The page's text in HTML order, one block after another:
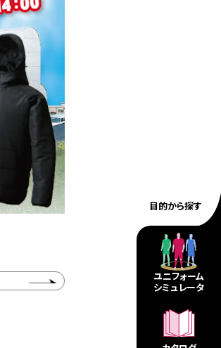
目的から探す
ユニフォーム
シミュレータ